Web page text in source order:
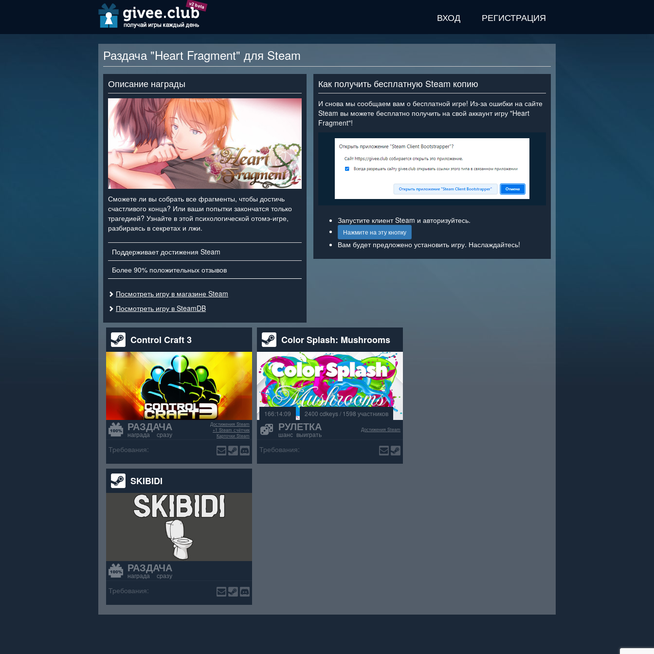
v2 beta
ВХОД РЕГИСТРАЦИЯ
Раздача "Heart Fragment" для Steam
Описание награды
Сможете ли вы собрать все фрагменты, чтобы достичь
счастливого конца? Или ваши попытки закончатся только
трагедией? Узнайте в этой психологической отомэ-игре,
разбираясь в секретах и ​​лжи.
Поддерживает достижения Steam
Более 90% положительных отзывов
Посмотреть игру в магазине Steam
Посмотреть игру в SteamDB
Как получить бесплатную Steam копию
И снова мы сообщаем вам о бесплатной игре! Из-за ошибки на сайте
Steam вы можете бесплатно получить на свой аккаунт игру "Heart
Fragment"!
Запустите клиент Steam и авторизуйтесь.
Нажмите на эту кнопку
Вам будет предложено установить игру. Наслаждайтесь!
Control Craft 3
РАЗДАЧА
награда сразу
Достижения Steam
+1 Steam счётчик
Карточки Steam
Требования:
Color Splash: Mushrooms
166:14:09 2400 cdkeys / 1598 участников
РУЛЕТКА
шанс выиграть
Достижения Steam
Требования:
SKIBIDI
РАЗДАЧА
награда сразу
Требования: